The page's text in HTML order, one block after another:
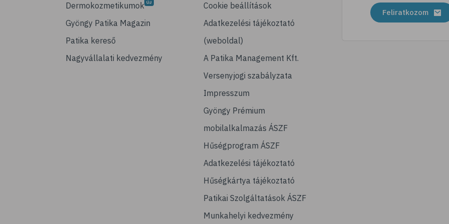
Dermokozmetikumok
Gyöngy Patika Magazin
Patika kereső
Nagyvállalati kedvezmény
Cookie beállítások
Adatkezelési tájékoztató
(weboldal)
A Patika Management Kft.
Versenyjogi szabályzata
Impresszum
Gyöngy Prémium
mobilalkalmazás ÁSZF
Hűségprogram ÁSZF
Adatkezelési tájékoztató
Hűségkártya tájékoztató
Patikai Szolgáltatások ÁSZF
Munkahelyi kedvezmény
Feliratkozom